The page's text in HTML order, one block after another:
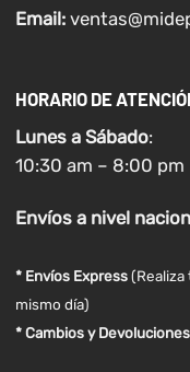
Email:
HORARIO DE
Lunes a Sábado:
10:30 am – 8:00 pm
Envíosa nivel
* Envíos Express(Realiza
mismo día)
* Cambios y Devoluciones